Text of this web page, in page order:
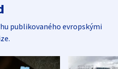
publikovaného evropskými